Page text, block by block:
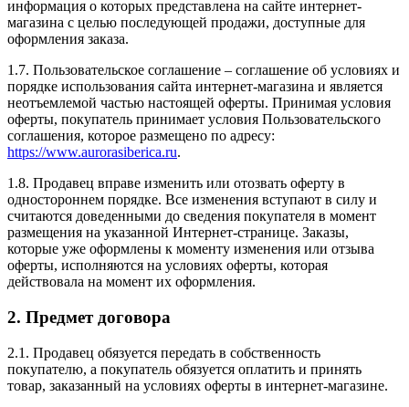
информация о которых представлена на сайте интернет-
магазина с целью последующей продажи, доступные для
оформления заказа.
1.7. Пользовательское соглашение – соглашение об условиях и
порядке использования сайта интернет-магазина и является
неотъемлемой частью настоящей оферты. Принимая условия
оферты, покупатель принимает условия Пользовательского
соглашения, которое размещено по адресу:
https://www.aurorasiberica.ru.
1.8. Продавец вправе изменить или отозвать оферту в
одностороннем порядке. Все изменения вступают в силу и
считаются доведенными до сведения покупателя в момент
размещения на указанной Интернет-странице. Заказы,
которые уже оформлены к моменту изменения или отзыва
оферты, исполняются на условиях оферты, которая
действовала на момент их оформления.
2. Предмет договора
2.1. Продавец обязуется передать в собственность
покупателю, а покупатель обязуется оплатить и принять
товар, заказанный на условиях оферты в интернет-магазине.